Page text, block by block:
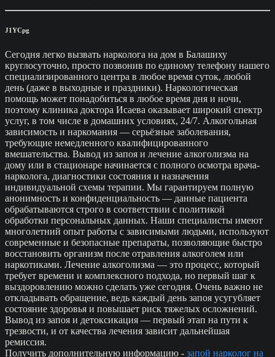
J1YCpg
Сегодня легко вызвать нарколога на дом в Балашиху
круглосуточно, просто позвонив по единому телефону нашего
специализированного центра в любое время суток, любой
день (даже в выходные и праздники). Наркологическая
помощь может понадобиться в любое время дня и ночи,
поэтому клиника доктора Исаева оказывает широкий спектр
услуг, в том числе в домашних условиях, 24/7. Алкогольная
зависимость и наркомания — серьёзные заболевания,
требующие немедленного квалифицированного
вмешательства. Вывод из запоя и лечение алкоголизма на
дому или в стационаре начинается с полного осмотра врача-
нарколога, диагностики состояния и назначения
индивидуальной схемы терапии. Мы гарантируем полную
анонимность и конфиденциальность — данные пациента
обрабатываются строго в соответствии с политикой
обработки персональных данных. Наши специалисты имеют
многолетний опыт работы с зависимыми людьми, используют
современные и безопасные препараты, позволяющие быстро
восстановить организм после отравления алкоголем или
наркотиками. Лечение алкоголизма — это процесс, который
требует времени и комплексного подхода, но первый шаг к
выздоровлению можно сделать уже сегодня. Очень важно не
откладывать обращение, ведь каждый день запоя усугубляет
состояние здоровья и повышает риск тяжелых осложнений.
Вывод из запоя и детоксикация — первый этап на пути к
трезвости, и от качества лечения зависит дальнейшая
ремиссия.
Получить дополнительную информацию - запой нарколог на